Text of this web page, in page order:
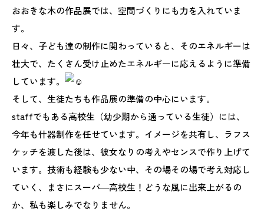
おおきな木の作品展では、空間づくりにも力を入れていま
す。
日々、子ども達の制作に関わっていると、そのエネルギーは
壮大で、たくさん受け止めたエネルギーに応えるように準備
しています。
そして、生徒たちも作品展の準備の中心にいます。
staffでもある高校生（幼少期から通っている生徒）には、
今年も什器制作を任せています。イメージを共有し、ラフス
ケッチを渡した後は、彼女なりの考えやセンスで作り上げて
います。技術も経験も少ない中、その場その場で考え対応し
ていく、まさにスーパ―高校生！どうな風に出来上がるの
か、私も楽しみでなりません。